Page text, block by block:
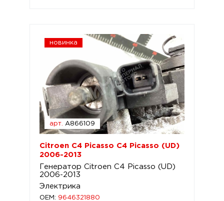
новинка
арт. A866109
Citroen C4 Picasso C4 Picasso (UD)
2006-2013
Генератор Citroen C4 Picasso (UD)
2006-2013
Электрика
OEM: 9646321880